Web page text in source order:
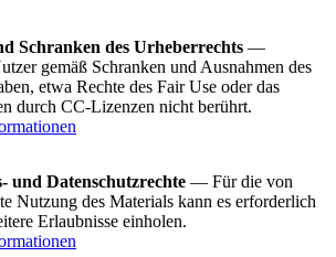
Schranken des Urheberrechts —
gemäß Schranken und Ausnahmen des
etwa Rechte des Fair Use oder das
durch CC-Lizenzen nicht berührt.
und Datenschutzrechte — Für die von
Nutzung des Materials kann es erforderlich
Erlaubnisse einholen.